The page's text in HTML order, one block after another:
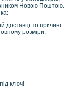
Новою Поштою.
доставці по причині
розміри.
ключ!